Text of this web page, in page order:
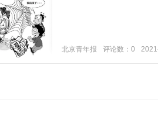
北京青年报 评论数：0